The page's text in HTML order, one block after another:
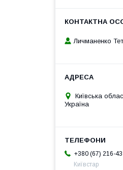
Личманенко
Київська
Україна
+380 (67) 216-
Київстар